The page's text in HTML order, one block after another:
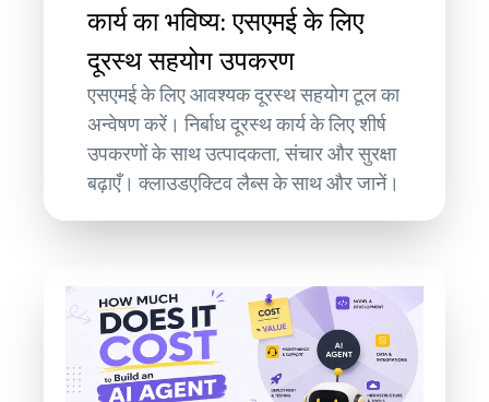
कार्य का भविष्य: एसएमई के लिए
दूरस्थ सहयोग उपकरण
एसएमई के लिए आवश्यक दूरस्थ सहयोग टूल का
अन्वेषण करें। निर्बाध दूरस्थ कार्य के लिए शीर्ष
उपकरणों के साथ उत्पादकता, संचार और सुरक्षा
बढ़ाएँ। क्लाउडएक्टिव लैब्स के साथ और जानें।